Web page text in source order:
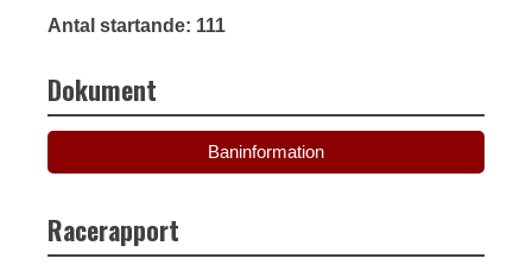
Antal startande: 111
Dokument
Baninformation
Racerapport